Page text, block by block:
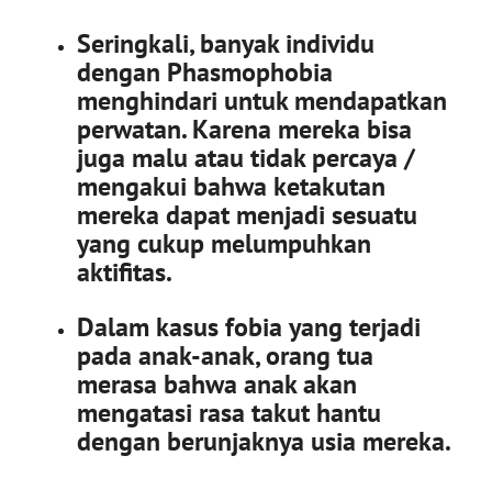
Seringkali, banyak individu
dengan Phasmophobia
menghindari untuk mendapatkan
perwatan. Karena mereka bisa
juga malu atau tidak percaya /
mengakui bahwa ketakutan
mereka dapat menjadi sesuatu
yang cukup melumpuhkan
aktifitas.
Dalam kasus fobia yang terjadi
pada anak-anak, orang tua
merasa bahwa anak akan
mengatasi rasa takut hantu
dengan berunjaknya usia mereka.